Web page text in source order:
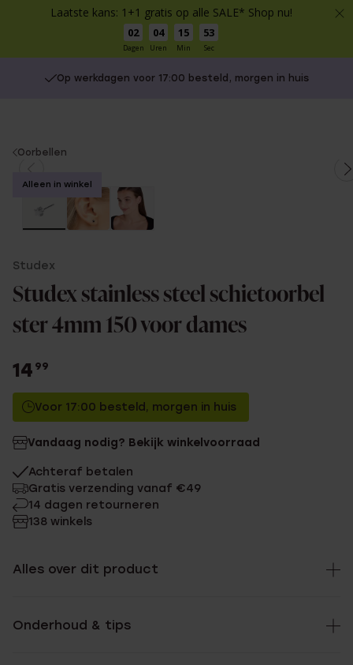
Laatste kans: 1+1 gratis op alle SALE* Shop nu!
02
Dagen
04
Uren
15
Min
53
Sec
Op werkdagen voor 17:00 besteld, morgen in huis
You
here:
Oorbellen
Alleen in winkel
Studex
Studex stainless steel schietoorbel
ster 4mm 150 voor dames
14 99
Voor 17:00 besteld, morgen in huis
Vandaag nodig? Bekijk winkelvoorraad
Achteraf betalen
Gratis verzending vanaf €49
14 dagen retourneren
138 winkels
Alles over dit product
Onderhoud & tips